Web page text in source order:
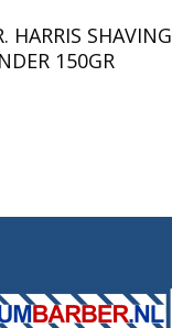
Aan Winkelwagen
HARRIS SHAVING
150GR